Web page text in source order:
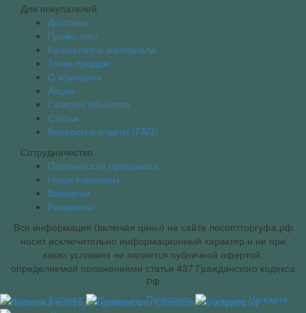
Для покупателей
Доставка
Прайс-лист
Калькулятор материала
Точки продаж
О компании
Акции
Галерея объектов
Статьи
Вопросы и ответы (FAQ)
Сотрудничество
Партнерская программа
Наши партнеры
Вакансии
Реквизиты
Вся информация (включая цены) на сайте лесоптторгуфа.рф
носит исключительно информационный характер и ни при
каких условиях не является публичной офертой,
определяемой положениями статьи 437 Гражданского кодекса
РФ
Политика конфиденциальности Согласие на обработку
Каталог Позвонить
На карте